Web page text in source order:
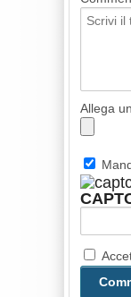
Allega